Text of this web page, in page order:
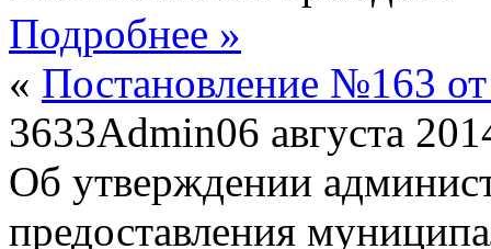
Подробнее »
« Постановление №163
3633Admin06 августа
Об утверждении
предоставления